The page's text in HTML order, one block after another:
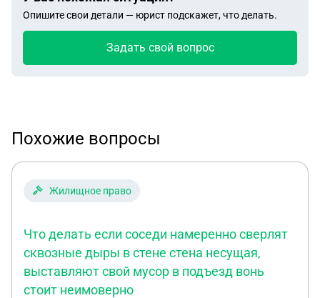
Опишите свои детали — юрист подскажет, что делать.
Задать свой вопрос
Похожие вопросы
Жилищное право
Что делать если соседи намеренно сверлят
сквозные дыры в стене стена несущая,
выставляют свой мусор в подъезд вонь
стоит неимоверно